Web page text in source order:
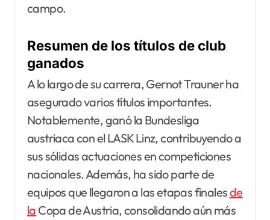
campo.
Resumen de los títulos de club
ganados
A lo largo de su carrera, Gernot Trauner ha
asegurado varios títulos importantes.
Notablemente, ganó la Bundesliga
austriaca con el LASK Linz, contribuyendo a
sus sólidas actuaciones en competiciones
nacionales. Además, ha sido parte de
equipos que llegaron a las etapas finalesde
la Copa de Austria, consolidando aún más